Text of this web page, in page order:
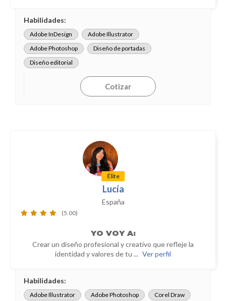
Habilidades:
Adobe InDesign
Adobe Illustrator
Adobe Photoshop
Diseño de portadas
Diseño editorial
Cotizar
Élite
Lucía
España
(5.00)
YO VOY A:
Crear un diseño profesional y creativo que refleje la
identidad y valores de tu ... Ver perfil
Habilidades:
Adobe Illustrator Adobe Photoshop
Corel Draw